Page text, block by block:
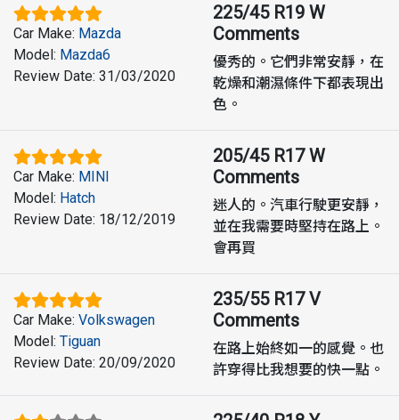
Car Make: Mazda
Model: Mazda6
Review Date: 31/03/2020
225/45 R19 W
Comments
優秀的。它們非常安靜，在
乾燥和潮濕條件下都表現出
色。
Car Make: MINI
Model: Hatch
Review Date: 18/12/2019
205/45 R17 W
Comments
迷人的。汽車行駛更安靜，
並在我需要時堅持在路上。
會再買
Car Make: Volkswagen
Model: Tiguan
Review Date: 20/09/2020
235/55 R17 V
Comments
在路上始終如一的感覺。也
許穿得比我想要的快一點。